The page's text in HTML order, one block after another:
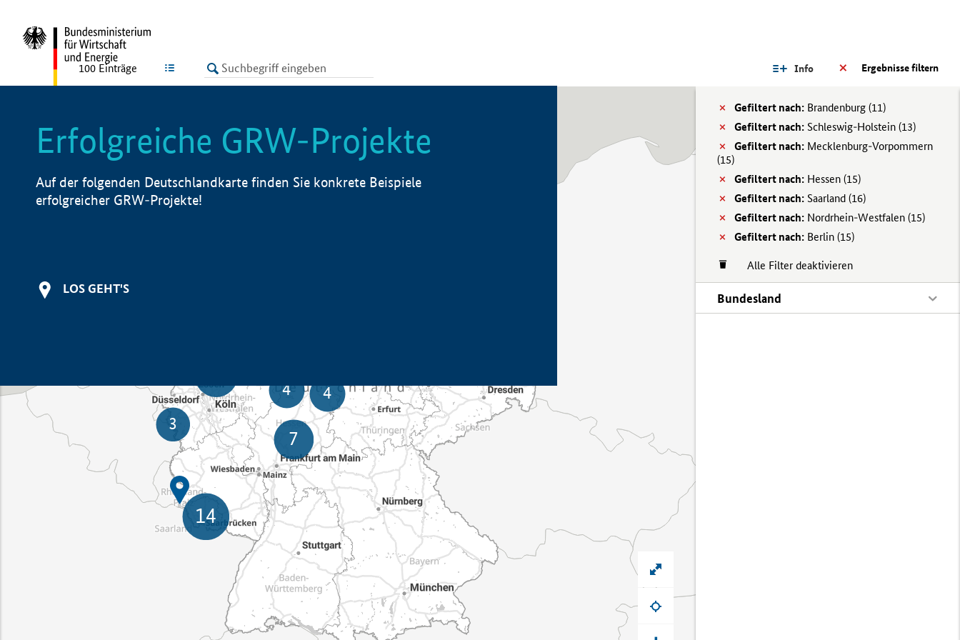
LISTE Ergebnisse filtern
Info
Gefiltert nach: Brandenburg (11)
Gefiltert nach: Schleswig-Holstein (13)
Gefiltert nach: Mecklenburg-Vorpommern
(15)
Gefiltert nach: Hessen (15)
Gefiltert nach: Saarland (16)
Gefiltert nach: Nordrhein-Westfalen (15)
Gefiltert nach: Berlin (15)
Alle Filter deaktivieren
Bundesland
100 Einträge
Erfolgreiche GRW-Projekte
Auf der folgenden Deutschlandkarte finden Sie konkrete Beispiele
erfolgreicher GRW-Projekte!
LOS GEHT'S